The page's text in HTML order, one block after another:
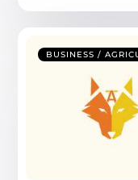
BUSINESS /